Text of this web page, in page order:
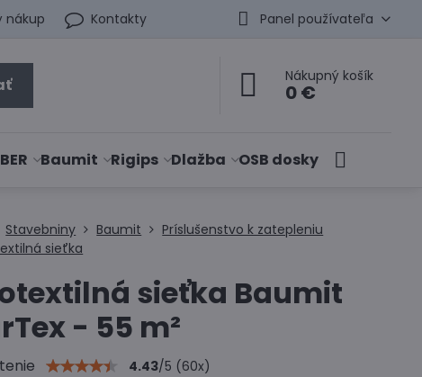
nákup Kontakty Panel používateľa
Nákupný košík
0 €
Baumit Rigips Dlažba OSB dosky
Stavebniny Baumit
Príslušenstvo k zatepleniu
sieťka
sieťka Baumit
- 55 m²
4.43/5 (60x)